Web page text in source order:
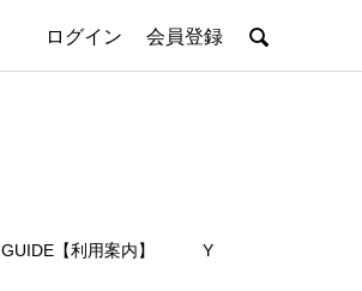
ログイン 会員登録 
GUIDE【利用案内】 Y